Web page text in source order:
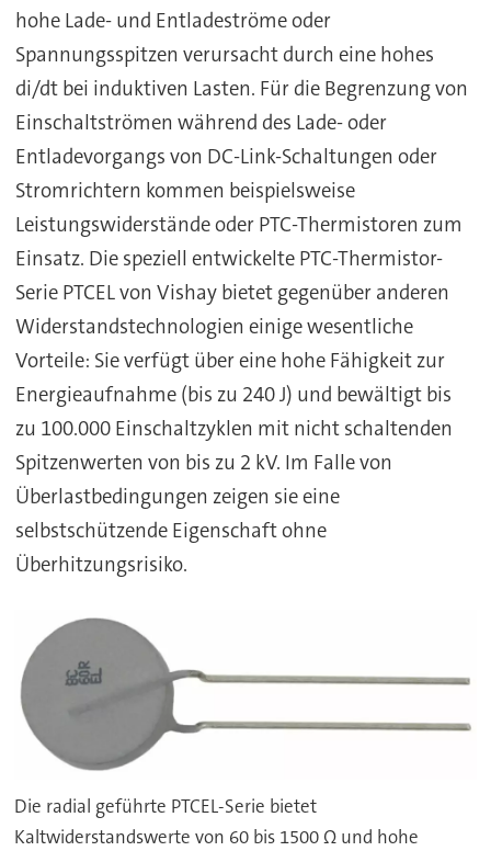
hohe Lade- und Entladeströme oder
Spannungsspitzen verursacht durch eine hohes
di/dt bei induktiven Lasten. Für die Begrenzung von
Einschaltströmen während des Lade- oder
Entladevorgangs von DC-Link-Schaltungen oder
Stromrichtern kommen beispielsweise
Leistungswiderstände oder PTC-Thermistoren zum
Einsatz. Die speziell entwickelte PTC-Thermistor-
Serie PTCEL von Vishay bietet gegenüber anderen
Widerstandstechnologien einige wesentliche
Vorteile: Sie verfügt über eine hohe Fähigkeit zur
Energieaufnahme (bis zu 240 J) und bewältigt bis
zu 100.000 Einschaltzyklen mit nicht schaltenden
Spitzenwerten von bis zu 2 kV. Im Falle von
Überlastbedingungen zeigen sie eine
selbstschützende Eigenschaft ohne
Überhitzungsrisiko.
Die radial geführte PTCEL-Serie bietet
Kaltwiderstandswerte von 60 bis 1500 Ω und hohe